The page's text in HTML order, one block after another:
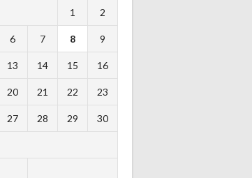
1 2
6 7 8 9
13 14 15 16
20 21 22 23
27 28 29 30